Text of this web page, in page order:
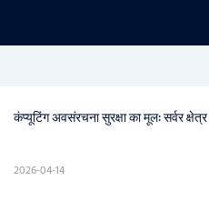
कंप्यूटिंग अवसंरचना सुरक्षा का मूल: सर्वर
2026-04-14